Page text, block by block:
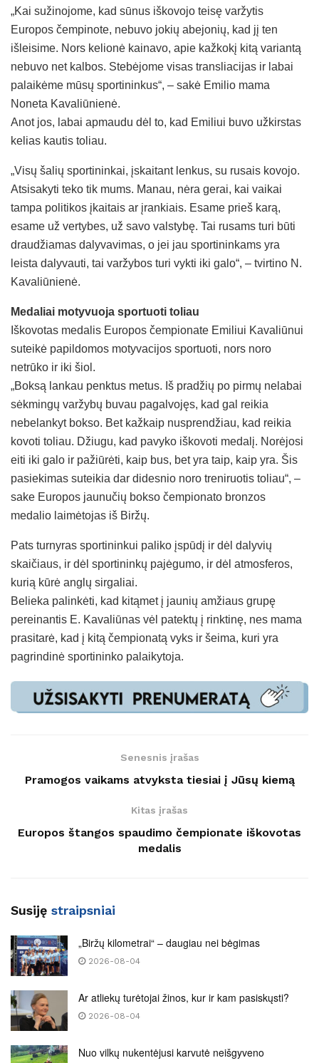
„Kai sužinojome, kad sūnus iškovojo teisę varžytis
Europos čempinote, nebuvo jokių abejonių, kad jį ten
išleisime. Nors kelionė kainavo, apie kažkokį kitą variantą
nebuvo net kalbos. Stebėjome visas transliacijas ir labai
palaikėme mūsų sportininkus“, – sakė Emilio mama
Noneta Kavaliūnienė.
Anot jos, labai apmaudu dėl to, kad Emiliui buvo užkirstas
kelias kautis toliau.
„Visų šalių sportininkai, įskaitant lenkus, su rusais kovojo.
Atsisakyti teko tik mums. Manau, nėra gerai, kai vaikai
tampa politikos įkaitais ar įrankiais. Esame prieš karą,
esame už vertybes, už savo valstybę. Tai rusams turi būti
draudžiamas dalyvavimas, o jei jau sportininkams yra
leista dalyvauti, tai varžybos turi vykti iki galo“, – tvirtino N.
Kavaliūnienė.
Medaliai motyvuoja sportuoti toliau
Iškovotas medalis Europos čempionate Emiliui Kavaliūnui
suteikė papildomos motyvacijos sportuoti, nors noro
netrūko ir iki šiol.
„Boksą lankau penktus metus. Iš pradžių po pirmų nelabai
sėkmingų varžybų buvau pagalvojęs, kad gal reikia
nebelankyt bokso. Bet kažkaip nusprendžiau, kad reikia
kovoti toliau. Džiugu, kad pavyko iškovoti medalį. Norėjosi
eiti iki galo ir pažiūrėti, kaip bus, bet yra taip, kaip yra. Šis
pasiekimas suteikia dar didesnio noro treniruotis toliau“, –
sake Europos jaunučių bokso čempionato bronzos
medalio laimėtojas iš Biržų.
Pats turnyras sportininkui paliko įspūdį ir dėl dalyvių
skaičiaus, ir dėl sportininkų pajėgumo, ir dėl atmosferos,
kurią kūrė anglų sirgaliai.
Belieka palinkėti, kad kitąmet į jaunių amžiaus grupę
pereinantis E. Kavaliūnas vėl patektų į rinktinę, nes mama
prasitarė, kad į kitą čempionatą vyks ir šeima, kuri yra
pagrindinė sportininko palaikytoja.
Senesnis įrašas
Pramogos vaikams atvyksta tiesiai į Jūsų kiemą
Kitas įrašas
Europos štangos spaudimo čempionate iškovotas
medalis
Susiję straipsniai
„Biržų kilometrai“ – daugiau nei bėgimas
2026-08-04
Ar atliekų turėtojai žinos, kur ir kam pasiskųsti?
2026-08-04
Nuo vilkų nukentėjusi karvutė neišgyveno